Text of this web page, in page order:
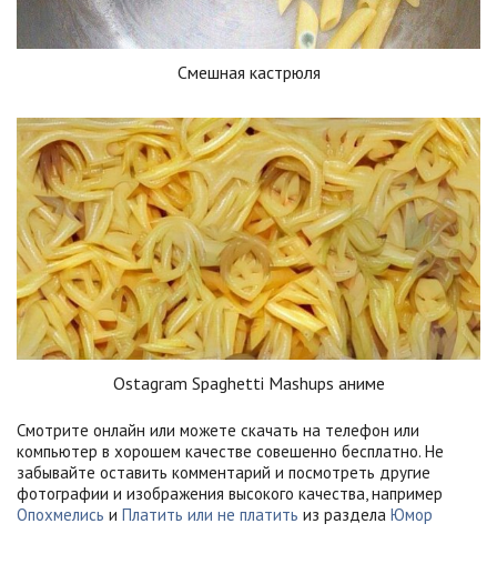
Смешная кастрюля
Ostagram Spaghetti Mashups аниме
Смотрите онлайн или можете скачать на телефон или
компьютер в хорошем качестве совешенно бесплатно. Не
забывайте оставить комментарий и посмотреть другие
фотографии и изображения высокого качества, например
Опохмелись и Платить или не платить из раздела Юмор